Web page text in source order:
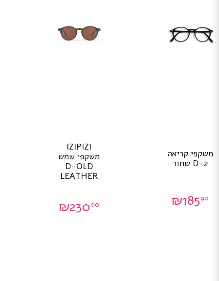
משקפי קריאה
D-2 שחור
₪18590
IZIPIZI
משקפי שמש
D-OLD
LEATHER
₪23000